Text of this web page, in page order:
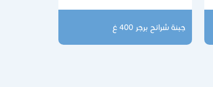
جبنة شرائح برجر 400 غ